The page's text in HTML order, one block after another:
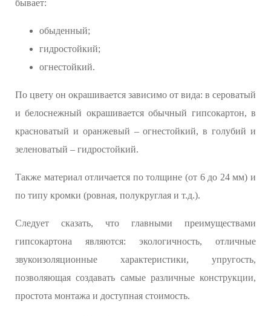
бывает:
обыденный;
гидростойкий;
огнестойкий.
По цвету он окрашивается зависимо от вида: в сероватый
и белоснежный окрашивается обычный гипсокартон, в
красноватый и оранжевый – огнестойкий, в голубий и
зеленоватый – гидростойкий.
Также материал отличается по толщине (от 6 до 24 мм) и
по типу кромки (ровная, полукруглая и т.д.).
Следует сказать, что главными преимуществами
гипсокартона являются: экологичность, отличные
звукоизоляционные характеристики, упругость,
позволяющая создавать самые различные конструкции,
простота монтажа и доступная стоимость.